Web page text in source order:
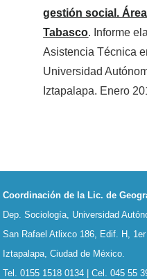
gestión social.
Tabasco. Informe
Asistencia Técnica
Universidad
Iztapalapa. Enero
Footer
Coordinación de la Lic. de
Dep. Sociología, Universidad
San Rafael Atlixco 186, Edif. H,
Iztapalapa, Ciudad de México.
Tel. 0155 1518 0134 | Cel. 045 55